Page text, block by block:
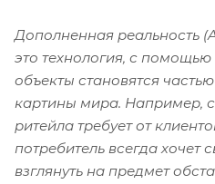
Дополненная реальность
это технология, с
объекты становятся
картины мира. Например,
ритейла требует от
потребитель всегда хочет
взглянуть на предмет